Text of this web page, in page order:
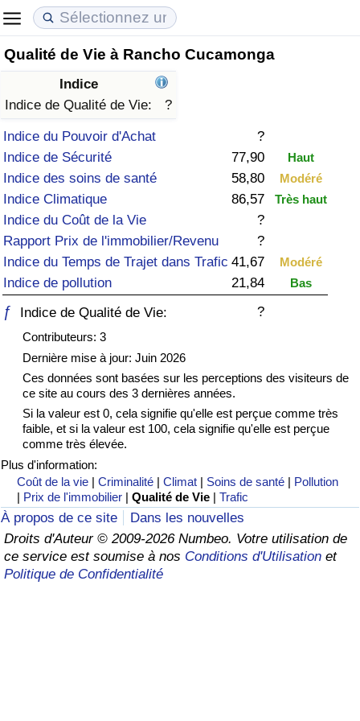
Qualité de Vie à Rancho Cucamonga
Indice
Indice de Qualité de Vie:
?
Indice du Pouvoir d'Achat
?
Indice de Sécurité
77,90 Haut
Indice des soins de santé 58,80 Modéré
Indice Climatique 86,57 Très haut
Indice du Coût de la Vie
?
Rapport Prix de l'immobilier/Revenu
?
Indice du Temps de Trajet dans Trafic 41,67 Modéré
Indice de pollution 21,84 Bas
ƒ Indice de Qualité de Vie: ?
Contributeurs: 3
Dernière mise à jour: Juin 2026
Ces données sont basées sur les perceptions des visiteurs de
ce site au cours des 3 dernières années.
Si la valeur est 0, cela signifie qu'elle est perçue comme très
faible, et si la valeur est 100, cela signifie qu'elle est perçue
comme très élevée.
Plus d'information:
Coût de la vie |Criminalité |Climat | Soins de santé | Pollution
| Prix de l'immobilier |Qualité de Vie |Trafic
À propos de ce site
Dans les nouvelles
Droits d'Auteur © 2009-2026 Numbeo. Votre utilisation de
ce service est soumise à nos Conditions d'Utilisation et
Politique de Confidentialité
Coût de la vie
Indice du Coût de la Vie (Actuel)
Indice du Coût de la Vie
Indice du coût de la vie par pays
à Akaba
Prix de l'immobilier
Indice des Prix de l'immobilier (Actuel)
Indice des Prix de l'immobilier
Indice des Prix de l'immobilier par Pays
Qualité de Vie
Indice de Qualité de Vie
Indice de Qualité de Vie (Actuel)
Indice de qualité de vie par pays
Criminalité
Indice de Criminalité (Actuel)
Indice de Criminalité
Soins de santé
Indice des soins de santé (Actuel)
Indice des soins de santé
Indice des soins de santé par Pays
Pollution